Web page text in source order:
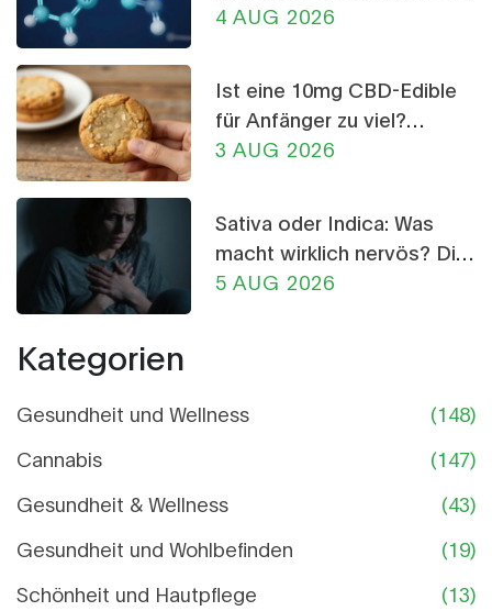
Detail
4 AUG 2026
Ist eine 10mg CBD-Edible
für Anfänger zu viel?
Dosierungs-Ratgeber
3 AUG 2026
Sativa oder Indica: Was
macht wirklich nervös? Die
Wahrheit über CBD-
5 AUG 2026
Kategorien
Gesundheit und Wellness
(148)
Cannabis
(147)
Gesundheit & Wellness
(43)
Gesundheit und Wohlbefinden
(19)
Schönheit und Hautpflege
(13)